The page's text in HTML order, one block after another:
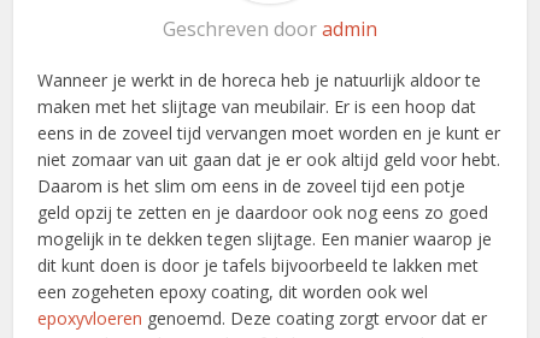
Geschreven dooradmin
Wanneer je werkt in de horeca heb je natuurlijk aldoor te
maken met het slijtage van meubilair. Er is een hoop dat
eens in de zoveel tijd vervangen moet worden en je kunt er
niet zomaar van uit gaan dat je er ook altijd geld voor hebt.
Daarom is het slim om eens in de zoveel tijd een potje
geld opzij te zetten en je daardoor ook nog eens zo goed
mogelijk in te dekken tegen slijtage. Een manier waarop je
dit kunt doen is door je tafels bijvoorbeeld te lakken met
een zogeheten epoxy coating, dit worden ook wel
epoxyvloeren genoemd. Deze coating zorgt ervoor dat er